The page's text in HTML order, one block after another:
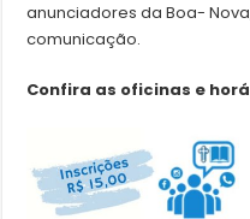
anunciadores da Boa-
comunicação.
Confira as oficinas e